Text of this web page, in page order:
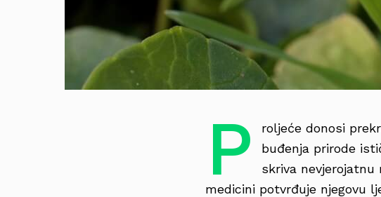
P
roljeće donosi
buđenja prirode
skriva
medicini potvrđuje njegovu